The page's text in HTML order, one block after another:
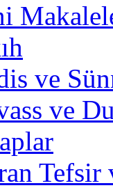
ve
ve
Tefsir